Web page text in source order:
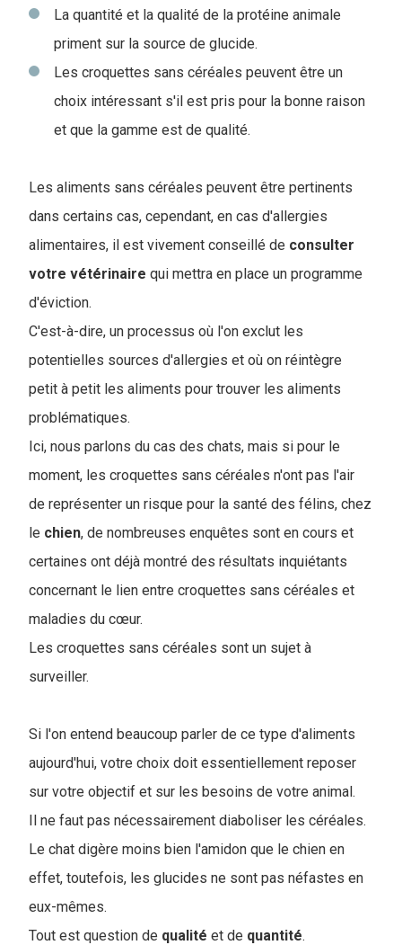
La quantité et la qualité de la protéine animale
priment sur la source de glucide.
Les croquettes sans céréales peuvent être un
choix intéressant s'il est pris pour la bonne raison
et que la gamme est de qualité.
Les aliments sans céréales peuvent être pertinents
dans certains cas, cependant, en cas d'allergies
alimentaires, il est vivement conseillé de consulter
votre vétérinaire qui mettra en place un programme
d'éviction.
C'est-à-dire, un processus où l'on exclut les
potentielles sources d'allergies et où on réintègre
petit à petit les aliments pour trouver les aliments
problématiques.
Ici, nous parlons du cas des chats, mais si pour le
moment, les croquettes sans céréales n'ont pas l'air
de représenter un risque pour la santé des félins, chez
le chien, de nombreuses enquêtes sont en cours et
certaines ont déjà montré des résultats inquiétants
concernant le lien entre croquettes sans céréales et
maladies du cœur.
Les croquettes sans céréales sont un sujet à
surveiller.
Si l'on entend beaucoup parler de ce type d'aliments
aujourd'hui, votre choix doit essentiellement reposer
sur votre objectif et sur les besoins de votre animal.
Il ne faut pas nécessairement diaboliser les céréales.
Le chat digère moins bien l'amidon que le chien en
effet, toutefois, les glucides ne sont pas néfastes en
eux-mêmes.
Tout est question de qualité et de quantité.